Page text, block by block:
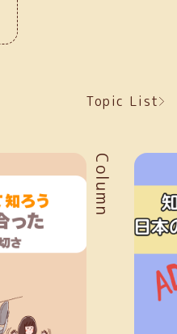
Topic List
Column